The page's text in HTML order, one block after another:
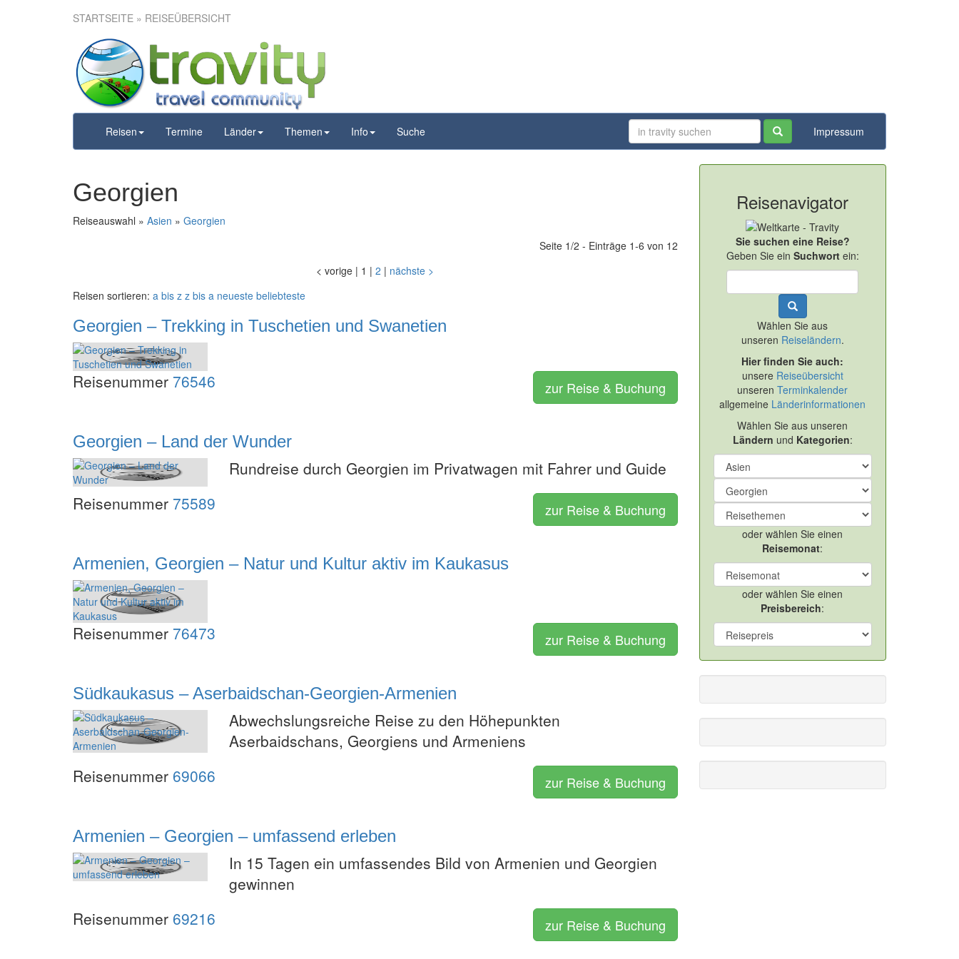
STARTSEITE » REISEÜBERSICHT
Reisen Termine Länder Themen Info Suche Impressum
Georgien
Reiseauswahl » Asien » Georgien
Seite 1/2 - Einträge 1-6 von 12
<vorige | 1 | 2 | nächste >
Reisen sortieren: a bis z z bis a neueste beliebteste
Georgien – Trekking in Tuschetien und Swanetien
Reisenummer 76546 zur Reise & Buchung
Georgien – Land der Wunder
Rundreise durch Georgien im Privatwagen mit Fahrer und Guide
Reisenummer 75589 zur Reise & Buchung
Armenien, Georgien – Natur und Kultur aktiv im Kaukasus
Reisenummer 76473 zur Reise & Buchung
Südkaukasus – Aserbaidschan-Georgien-Armenien
Abwechslungsreiche Reise zu den Höhepunkten
Aserbaidschans, Georgiens und Armeniens
Reisenummer 69066 zur Reise & Buchung
Armenien – Georgien – umfassend erleben
In 15 Tagen ein umfassendes Bild von Armenien und Georgien
gewinnen
Reisenummer 69216 zur Reise & Buchung
Reisenavigator
Sie suchen eine Reise?
Geben Sie ein Suchwortein:
Wählen Sie aus
unseren Reiseländern.
Hier finden Sie auch:
unsere Reiseübersicht
unserenTerminkalender
allgemeine Länderinformationen
Wählen Sie aus unseren
Ländern und Kategorien:
oder wählen Sie einen
Reisemonat:
oder wählen Sie einen
Preisbereich: